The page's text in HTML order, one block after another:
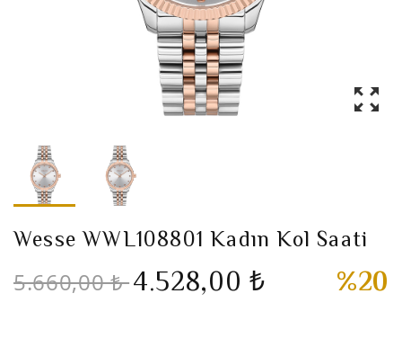
Wesse WWL108801 Kadın Kol Saati
5.660,00 ₺4.528,00 ₺ %20